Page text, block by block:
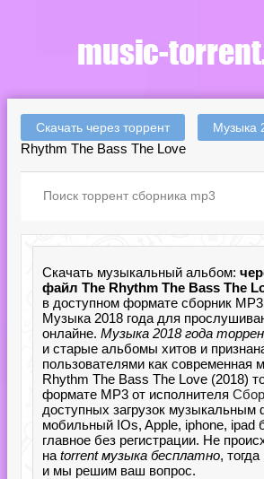
Скачать через торрент Музыка
Rhythm The Bass The Love
Скачать музыкальный альбом:
файл The Rhythm The Bass The
в доступном формате сборник
Музыка 2018 года для
онлайне. Музыка 2018 года
и старые альбомы хитов и
пользователями как современная
Rhythm The Bass The Love (2018)
формате MP3 от исполнителя
доступных загрузок музыкальным
мобильный IOs, Apple, iphone, ipad
главное без регистрации. Не
на torrent музыка бесплатно,
и мы решим ваш вопрос.